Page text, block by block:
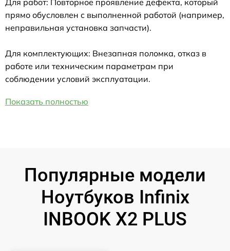
прямо обусловлен с выполненной работой (например,
неправильная установка запчасти).
Для комплектующих: Внезапная поломка, отказ в
работе или техническим параметрам при
соблюдении условий эксплуатации.
Показать полностью
Популярные модели
Ноутбуков Infinix
INBOOK X2 PLUS